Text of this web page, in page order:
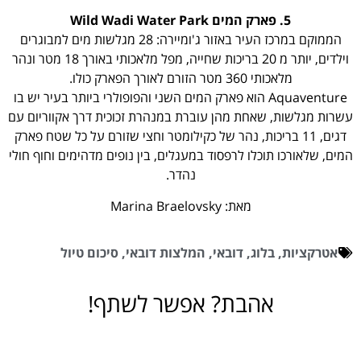
5. פארק המים Wild Wadi Water Park
הממוקם במרכז העיר באזור ג'ומיירה: 28 מגלשות מים למבוגרים
וילדים, יותר מ 20 בריכות שחייה, מפל מלאכותי באורך 18 מטר ונהר
מלאכותי 360 מטר הזורם לאורך הפארק כולו.
Aquaventure הוא פארק המים השני והפופולרי ביותר בעיר יש בו
עשרות מגלשות, שאחת מהן עוברת במנהרת זכוכית דרך אקווריום עם
דגים, 11 בריכות, נהר של כקילומטר וחצי שזורם על כל שטח פארק
המים, שלאורכו תוכלו לרפסוד במעגלים, בין נופים מדהימים וחוף חולי
נהדר.
מאת:Marina Braelovsky
אטרקציות, בלוג, דובאי, המלצות דובאי, סיכום טיול
אהבת? אפשר לשתף!